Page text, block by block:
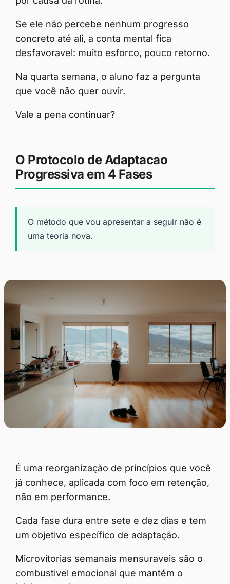
Se ele não percebe nenhum progresso
concreto até ali, a conta mental fica
desfavoravel: muito esforco, pouco retorno.
Na quarta semana, o aluno faz a pergunta
que você não quer ouvir.
Vale a pena continuar?
O Protocolo de Adaptacao
Progressiva em 4 Fases
O método que vou apresentar a seguir não é
uma teoria nova.
É uma reorganização de princípios que você
já conhece, aplicada com foco em retenção,
não em performance.
Cada fase dura entre sete e dez dias e tem
um objetivo específico de adaptação.
Microvitorias semanais mensuraveis são o
combustivel emocional que mantém o